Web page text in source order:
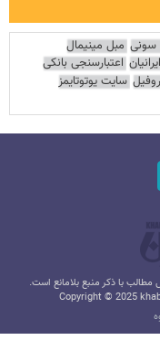
سونی مبل مینیمال
اعتبارسنجی بانکی
سایت یوتوتایمز
با ذکر منبع بلامانع است.
Copyright © 2025